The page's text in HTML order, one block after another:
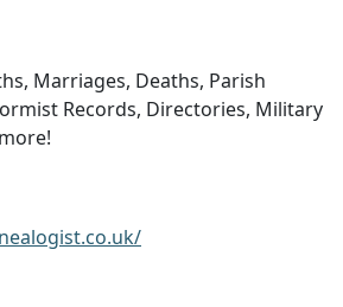
Marriages, Deaths, Parish
Records, Directories, Military